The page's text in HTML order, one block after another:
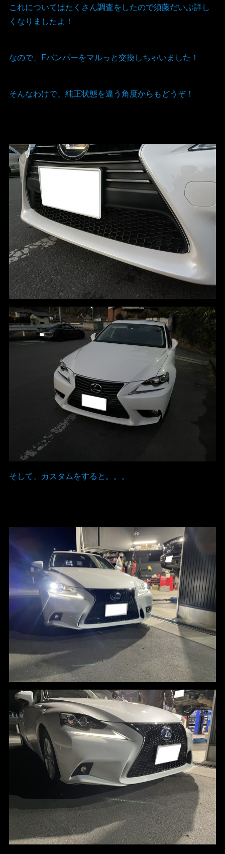
これについてはたくさん調査をしたので須藤だいぶ詳し
くなりましたよ！
なので、Fバンパーをマルっと交換しちゃいました！
そんなわけで、純正状態を違う角度からもどうぞ！
そして、カスタムをすると。。。